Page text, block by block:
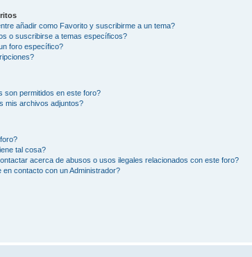
añadir como Favorito y suscribirme a un tema?
o suscribirse a temas específicos?
foro específico?
son permitidos en este foro?
mis archivos adjuntos?
tal cosa?
acerca de abusos o usos ilegales relacionados con este foro?
en contacto con un Administrador?